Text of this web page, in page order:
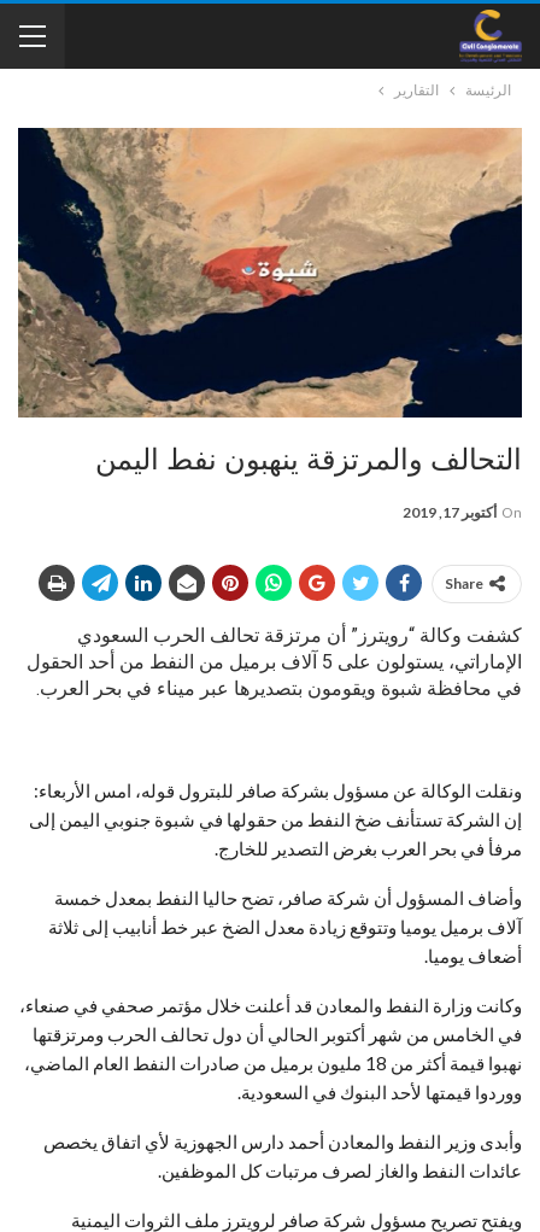
الرئيسة التقارير
التحالف والمرتزقة ينهبون نفط اليمن
On أكتوبر 17, 2019
Share
كشفت وكالة “رويترز” أن مرتزقة تحالف الحرب السعودي
الإماراتي، يستولون على 5 آلاف برميل من النفط من أحد الحقول
في محافظة شبوة ويقومون بتصديرها عبر ميناء في بحر العرب.
ونقلت الوكالة عن مسؤول بشركة صافر للبترول قوله، امس الأربعاء:
إن الشركة تستأنف ضخ النفط من حقولها في شبوة جنوبي اليمن إلى
مرفأ في بحر العرب بغرض التصدير للخارج.
وأضاف المسؤول أن شركة صافر، تضح حاليا النفط بمعدل خمسة
آلاف برميل يوميا وتتوقع زيادة معدل الضخ عبر خط أنابيب إلى ثلاثة
أضعاف يوميا.
وكانت وزارة النفط والمعادن قد أعلنت خلال مؤتمر صحفي في صنعاء،
في الخامس من شهر أكتوبر الحالي أن دول تحالف الحرب ومرتزقتها
نهبوا قيمة أكثر من 18 مليون برميل من صادرات النفط العام الماضي،
ووردوا قيمتها لأحد البنوك في السعودية.
وأبدى وزير النفط والمعادن أحمد دارس الجهوزية لأي اتفاق يخصص
عائدات النفط والغاز لصرف مرتبات كل الموظفين.
ويفتح تصريح مسؤول شركة صافر لرويترز ملف الثروات اليمنية